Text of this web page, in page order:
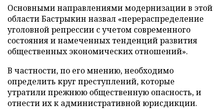
Основными направлениями модернизации в этой
области Бастрыкин назвал «перераспределение
уголовной репрессии с учетом современного
состояния и намеченных тенденций развития
общественных экономических отношений».
В частности, по его мнению, необходимо
определить круг преступлений, которые
утратили прежнюю общественную опасность, и
отнести их к административной юрисдикции.